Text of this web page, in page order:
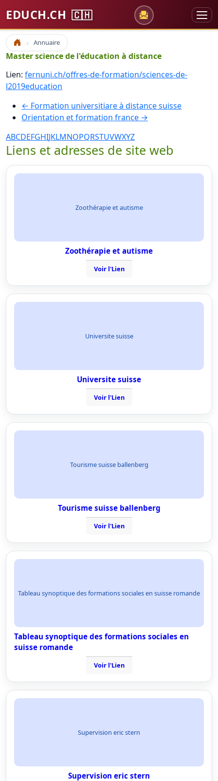
EDUCH.CH 🇨🇭
Accueil Annuaire
Master science de l'éducation à distance
Lien: fernuni.ch/offres-de-formation/sciences-de-
l2019education
← Formation universitiare à distance suisse
Orientation et formation france →
ABCDEFGHIJKLMNOPQRSTUVWXYZ
Liens et adresses de site web
Zoothérapie et autisme
Zoothérapie et autisme
Voir l'Lien
Universite suisse
Universite suisse
Voir l'Lien
Tourisme suisse ballenberg
Tourisme suisse ballenberg
Voir l'Lien
Tableau synoptique des formations sociales en suisse romande
Tableau synoptique des formations sociales en
suisse romande
Voir l'Lien
Supervision eric stern
Supervision eric stern